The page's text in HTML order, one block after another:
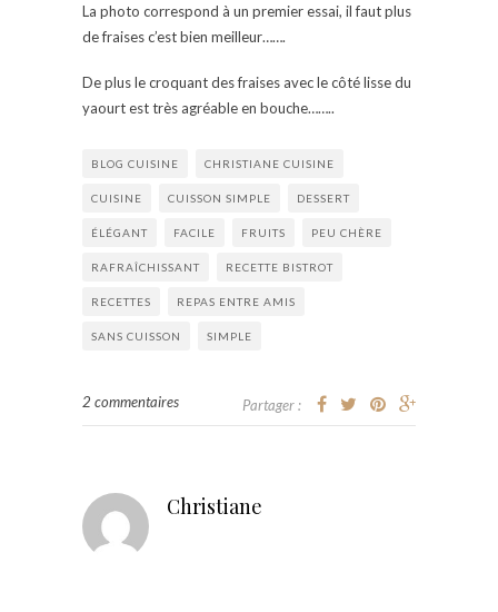
La photo correspond à un premier essai, il faut plus
de fraises c’est bien meilleur…….
De plus le croquant des fraises avec le côté lisse du
yaourt est très agréable en bouche……..
BLOG CUISINE CHRISTIANE CUISINE
CUISINE CUISSON SIMPLE DESSERT
ÉLÉGANT FACILE FRUITS PEU CHÈRE
RAFRAÎCHISSANT RECETTE BISTROT
RECETTES REPAS ENTRE AMIS
SANS CUISSON SIMPLE
2 commentaires Partager :
Christiane